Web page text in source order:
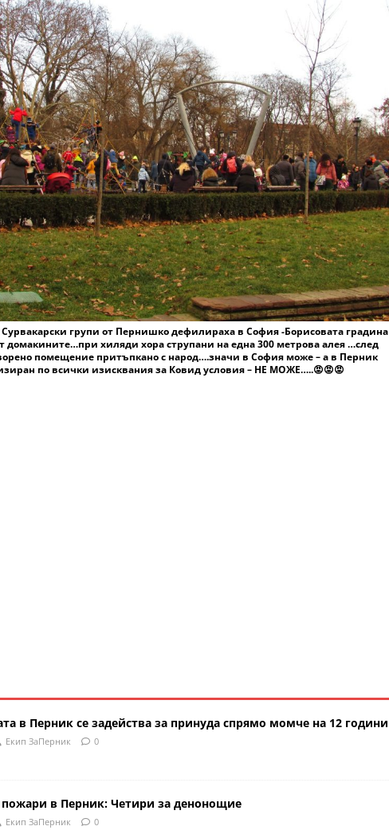
групи от Пернишко дефилираха в София -Борисовата градина
домакините…при хиляди хора струпани на една 300 метрова алея …след
помещение притъпкано с народ….значи в София може – а в Перник
по всички изисквания за Ковид условия – НЕ МОЖЕ…..😡😡😡
в Перник се задейства за принуда спрямо момче на 12 години
Eкип ЗаПерник 0
пожари в Перник: Четири за денонощие
Eкип ЗаПерник 0